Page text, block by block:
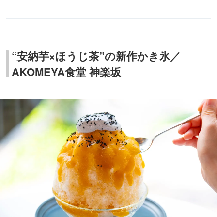
“安納芋×ほうじ茶”の新作かき氷／
AKOMEYA食堂 神楽坂